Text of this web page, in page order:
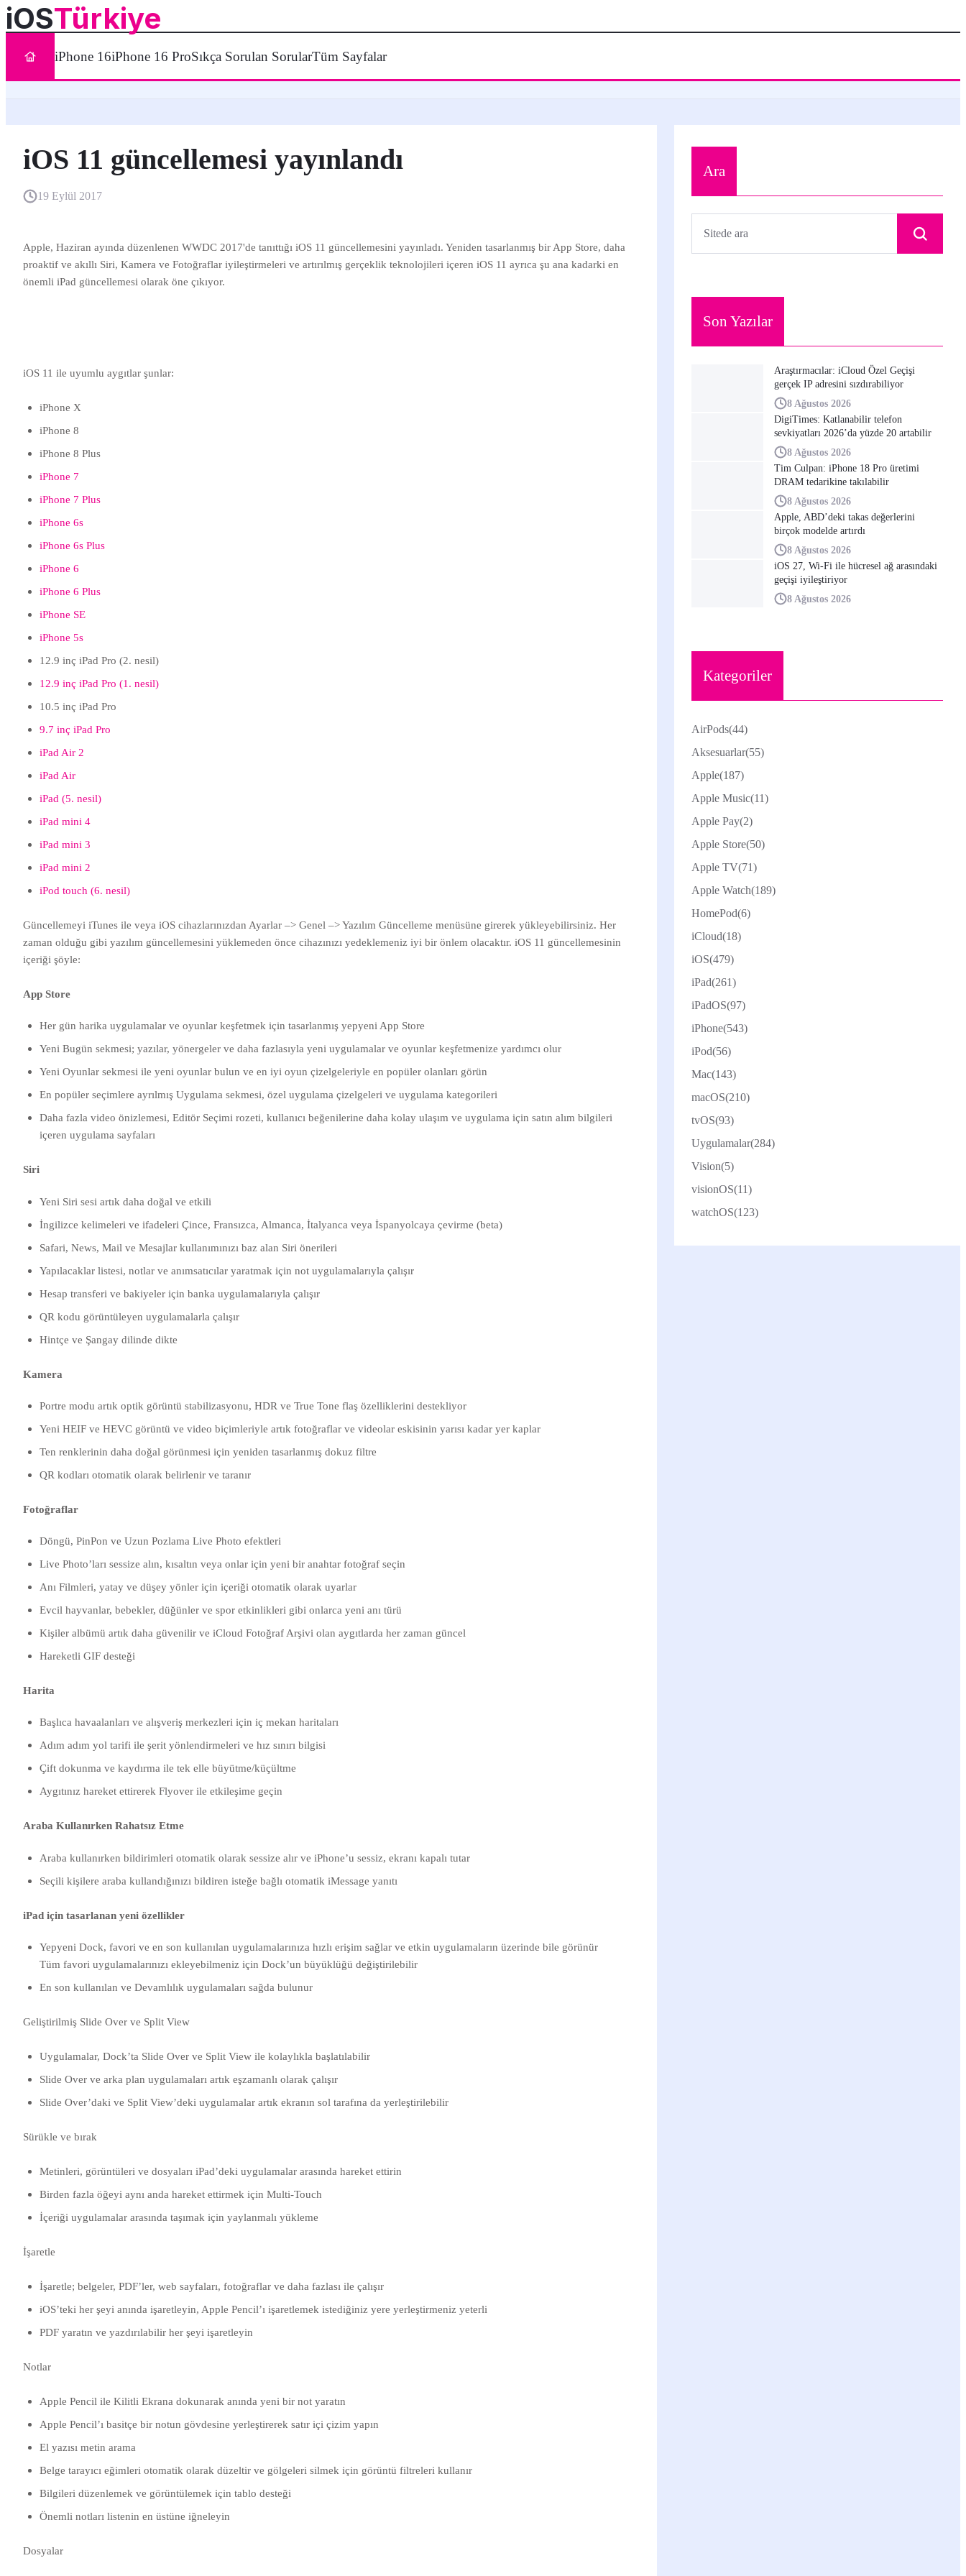
iOSTürkiye
iPhone 16iPhone 16 ProSıkça Sorulan SorularTüm Sayfalar
iOS 11 güncellemesi yayınlandı
19 Eylül 2017
Apple, Haziran ayında düzenlenen WWDC 2017'de tanıttığı iOS 11 güncellemesini yayınladı. Yeniden tasarlanmış bir App Store, daha
proaktif ve akıllı Siri, Kamera ve Fotoğraflar iyileştirmeleri ve artırılmış gerçeklik teknolojileri içeren iOS 11 ayrıca şu ana kadarki en
önemli iPad güncellemesi olarak öne çıkıyor.
iOS 11 ile uyumlu aygıtlar şunlar:
iPhone X
iPhone 8
iPhone 8 Plus
iPhone 7
iPhone 7 Plus
iPhone 6s
iPhone 6s Plus
iPhone 6
iPhone 6 Plus
iPhone SE
iPhone 5s
12.9 inç iPad Pro (2. nesil)
12.9 inç iPad Pro (1. nesil)
10.5 inç iPad Pro
9.7 inç iPad Pro
iPad Air 2
iPad Air
iPad (5. nesil)
iPad mini 4
iPad mini 3
iPad mini 2
iPod touch (6. nesil)
Güncellemeyi iTunes ile veya iOS cihazlarınızdan Ayarlar –> Genel –> Yazılım Güncelleme menüsüne girerek yükleyebilirsiniz. Her
zaman olduğu gibi yazılım güncellemesini yüklemeden önce cihazınızı yedeklemeniz iyi bir önlem olacaktır. iOS 11 güncellemesinin
içeriği şöyle:
App Store
Her gün harika uygulamalar ve oyunlar keşfetmek için tasarlanmış yepyeni App Store
Yeni Bugün sekmesi; yazılar, yönergeler ve daha fazlasıyla yeni uygulamalar ve oyunlar keşfetmenize yardımcı olur
Yeni Oyunlar sekmesi ile yeni oyunlar bulun ve en iyi oyun çizelgeleriyle en popüler olanları görün
En popüler seçimlere ayrılmış Uygulama sekmesi, özel uygulama çizelgeleri ve uygulama kategorileri
Daha fazla video önizlemesi, Editör Seçimi rozeti, kullanıcı beğenilerine daha kolay ulaşım ve uygulama için satın alım bilgileri
içeren uygulama sayfaları
Siri
Yeni Siri sesi artık daha doğal ve etkili
İngilizce kelimeleri ve ifadeleri Çince, Fransızca, Almanca, İtalyanca veya İspanyolcaya çevirme (beta)
Safari, News, Mail ve Mesajlar kullanımınızı baz alan Siri önerileri
Yapılacaklar listesi, notlar ve anımsatıcılar yaratmak için not uygulamalarıyla çalışır
Hesap transferi ve bakiyeler için banka uygulamalarıyla çalışır
QR kodu görüntüleyen uygulamalarla çalışır
Hintçe ve Şangay dilinde dikte
Kamera
Portre modu artık optik görüntü stabilizasyonu, HDR ve True Tone flaş özelliklerini destekliyor
Yeni HEIF ve HEVC görüntü ve video biçimleriyle artık fotoğraflar ve videolar eskisinin yarısı kadar yer kaplar
Ten renklerinin daha doğal görünmesi için yeniden tasarlanmış dokuz filtre
QR kodları otomatik olarak belirlenir ve taranır
Fotoğraflar
Döngü, PinPon ve Uzun Pozlama Live Photo efektleri
Live Photo’ları sessize alın, kısaltın veya onlar için yeni bir anahtar fotoğraf seçin
Anı Filmleri, yatay ve düşey yönler için içeriği otomatik olarak uyarlar
Evcil hayvanlar, bebekler, düğünler ve spor etkinlikleri gibi onlarca yeni anı türü
Kişiler albümü artık daha güvenilir ve iCloud Fotoğraf Arşivi olan aygıtlarda her zaman güncel
Hareketli GIF desteği
Harita
Başlıca havaalanları ve alışveriş merkezleri için iç mekan haritaları
Adım adım yol tarifi ile şerit yönlendirmeleri ve hız sınırı bilgisi
Çift dokunma ve kaydırma ile tek elle büyütme/küçültme
Aygıtınız hareket ettirerek Flyover ile etkileşime geçin
Araba Kullanırken Rahatsız Etme
Araba kullanırken bildirimleri otomatik olarak sessize alır ve iPhone’u sessiz, ekranı kapalı tutar
Seçili kişilere araba kullandığınızı bildiren isteğe bağlı otomatik iMessage yanıtı
iPad için tasarlanan yeni özellikler
Yepyeni Dock, favori ve en son kullanılan uygulamalarınıza hızlı erişim sağlar ve etkin uygulamaların üzerinde bile görünür
Tüm favori uygulamalarınızı ekleyebilmeniz için Dock’un büyüklüğü değiştirilebilir
En son kullanılan ve Devamlılık uygulamaları sağda bulunur
Geliştirilmiş Slide Over ve Split View
Uygulamalar, Dock’ta Slide Over ve Split View ile kolaylıkla başlatılabilir
Slide Over ve arka plan uygulamaları artık eşzamanlı olarak çalışır
Slide Over’daki ve Split View’deki uygulamalar artık ekranın sol tarafına da yerleştirilebilir
Sürükle ve bırak
Metinleri, görüntüleri ve dosyaları iPad’deki uygulamalar arasında hareket ettirin
Birden fazla öğeyi aynı anda hareket ettirmek için Multi-Touch
İçeriği uygulamalar arasında taşımak için yaylanmalı yükleme
İşaretle
İşaretle; belgeler, PDF’ler, web sayfaları, fotoğraflar ve daha fazlası ile çalışır
iOS’teki her şeyi anında işaretleyin, Apple Pencil’ı işaretlemek istediğiniz yere yerleştirmeniz yeterli
PDF yaratın ve yazdırılabilir her şeyi işaretleyin
Notlar
Apple Pencil ile Kilitli Ekrana dokunarak anında yeni bir not yaratın
Apple Pencil’ı basitçe bir notun gövdesine yerleştirerek satır içi çizim yapın
El yazısı metin arama
Belge tarayıcı eğimleri otomatik olarak düzeltir ve gölgeleri silmek için görüntü filtreleri kullanır
Bilgileri düzenlemek ve görüntülemek için tablo desteği
Önemli notları listenin en üstüne iğneleyin
Dosyalar
Ara
Son Yazılar
Araştırmacılar: iCloud Özel Geçişi
gerçek IP adresini sızdırabiliyor
8 Ağustos 2026
DigiTimes: Katlanabilir telefon
sevkiyatları 2026’da yüzde 20 artabilir
8 Ağustos 2026
Tim Culpan: iPhone 18 Pro üretimi
DRAM tedarikine takılabilir
8 Ağustos 2026
Apple, ABD’deki takas değerlerini
birçok modelde artırdı
8 Ağustos 2026
iOS 27, Wi-Fi ile hücresel ağ arasındaki
geçişi iyileştiriyor
8 Ağustos 2026
Kategoriler
AirPods(44)
Aksesuarlar(55)
Apple(187)
Apple Music(11)
Apple Pay(2)
Apple Store(50)
Apple TV(71)
Apple Watch(189)
HomePod(6)
iCloud(18)
iOS(479)
iPad(261)
iPadOS(97)
iPhone(543)
iPod(56)
Mac(143)
macOS(210)
tvOS(93)
Uygulamalar(284)
Vision(5)
visionOS(11)
watchOS(123)